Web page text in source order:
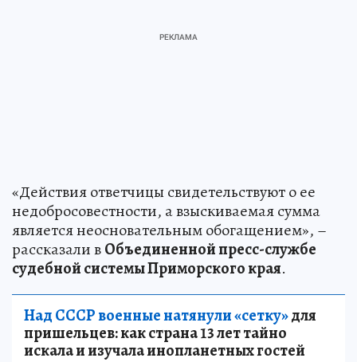
«Действия ответчицы свидетельствуют о ее
недобросовестности, а взыскиваемая сумма
является неосновательным обогащением», –
рассказали вОбъединенной пресс-службе
судебной системы Приморского края.
Над СССР военные натянули «сетку»для
пришельцев: как страна 13 лет тайно
искала и изучала инопланетных гостей